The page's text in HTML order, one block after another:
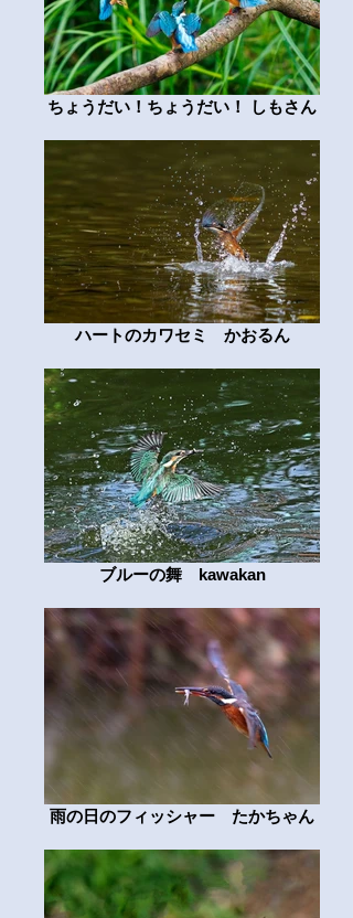
ちょうだい！ちょうだい！ しもさん
ハートのカワセミ かおるん
ブルーの舞 kawakan
雨の日のフィッシャー たかちゃん